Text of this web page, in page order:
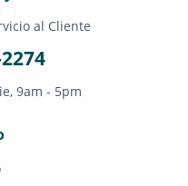
al Cliente
9am - 5pm